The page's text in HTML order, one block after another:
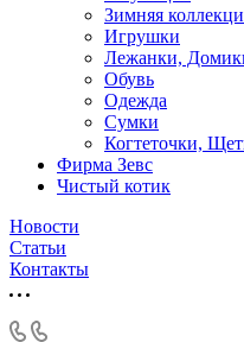
Зимняя
Игрушки
Лежанки,
Обувь
Одежда
Сумки
Когтеточки,
Фирма Зевс
Чистый котик
Новости
Статьи
Контакты